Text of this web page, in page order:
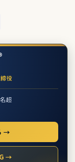
役
超
→
→